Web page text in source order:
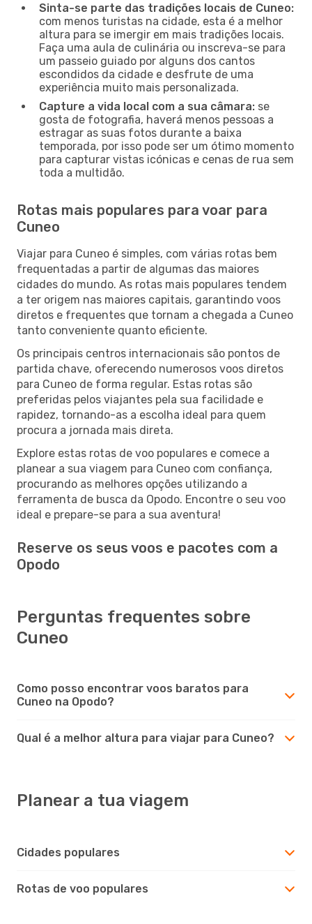
Sinta-se parte das tradições locais de Cuneo:
com menos turistas na cidade, esta é a melhor
altura para se imergir em mais tradições locais.
Faça uma aula de culinária ou inscreva-se para
um passeio guiado por alguns dos cantos
escondidos da cidade e desfrute de uma
experiência muito mais personalizada.
Capture a vida local com a sua câmara: se
gosta de fotografia, haverá menos pessoas a
estragar as suas fotos durante a baixa
temporada, por isso pode ser um ótimo momento
para capturar vistas icónicas e cenas de rua sem
toda a multidão.
Rotas mais populares para voar para
Cuneo
Viajar para Cuneo é simples, com várias rotas bem
frequentadas a partir de algumas das maiores
cidades do mundo. As rotas mais populares tendem
a ter origem nas maiores capitais, garantindo voos
diretos e frequentes que tornam a chegada a Cuneo
tanto conveniente quanto eficiente.
Os principais centros internacionais são pontos de
partida chave, oferecendo numerosos voos diretos
para Cuneo de forma regular. Estas rotas são
preferidas pelos viajantes pela sua facilidade e
rapidez, tornando-as a escolha ideal para quem
procura a jornada mais direta.
Explore estas rotas de voo populares e comece a
planear a sua viagem para Cuneo com confiança,
procurando as melhores opções utilizando a
ferramenta de busca da Opodo. Encontre o seu voo
ideal e prepare-se para a sua aventura!
Reserve os seus voos e pacotes com a
Opodo
Perguntas frequentes sobre
Cuneo
Como posso encontrar voos baratos para
Cuneo na Opodo?
Qual é a melhor altura para viajar para Cuneo?
Planear a tua viagem
Cidades populares
Rotas de voo populares